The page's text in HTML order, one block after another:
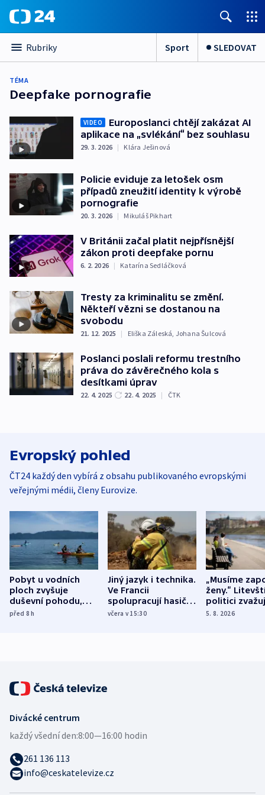
Rubriky Sport SLEDOVAT
TÉMA
Deepfake pornografie
VIDEO
Europoslanci chtějí zakázat AI
aplikace na „svlékání“ bez souhlasu
29. 3. 2026 | Klára Ješinová
Policie eviduje za letošek osm
případů zneužití identity k výrobě
pornografie
20. 3. 2026 | Mikuláš Pikhart
V Británii začal platit nejpřísnější
zákon proti deepfake pornu
6. 2. 2026 | Katarína Sedláčková
Tresty za kriminalitu se změní.
Někteří vězni se dostanou na
svobodu
21. 12. 2025 | Eliška Záleská, Johana Šulcová
Poslanci poslali reformu trestního
práva do závěrečného kola s
desítkami úprav
22. 4. 2025 22. 4. 2025 | ČTK
Evropský pohled
ČT24 každý den vybírá z obsahu publikovaného evropskými
veřejnými médii, členy Eurovize.
Pobyt u vodních
ploch zvyšuje
duševní pohodu,
ukázala
před 8h
Jiný jazyk i technika.
Ve Francii
spolupracují hasiči z
různých zemí
včera v 15:30
„Musíme
ženy.“
politici
dohodu o
5. 8. 2026
Divácké centrum
každý všední den:8:00—16:00 hodin
261 136 113
info@ceskatelevize.cz